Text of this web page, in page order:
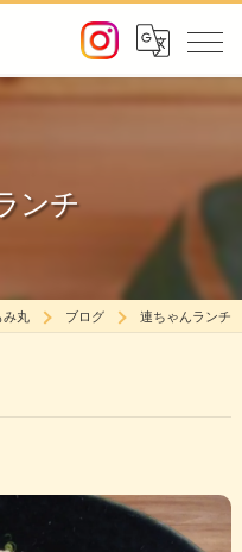
ンチ
み丸 ブログ 連ちゃんランチ